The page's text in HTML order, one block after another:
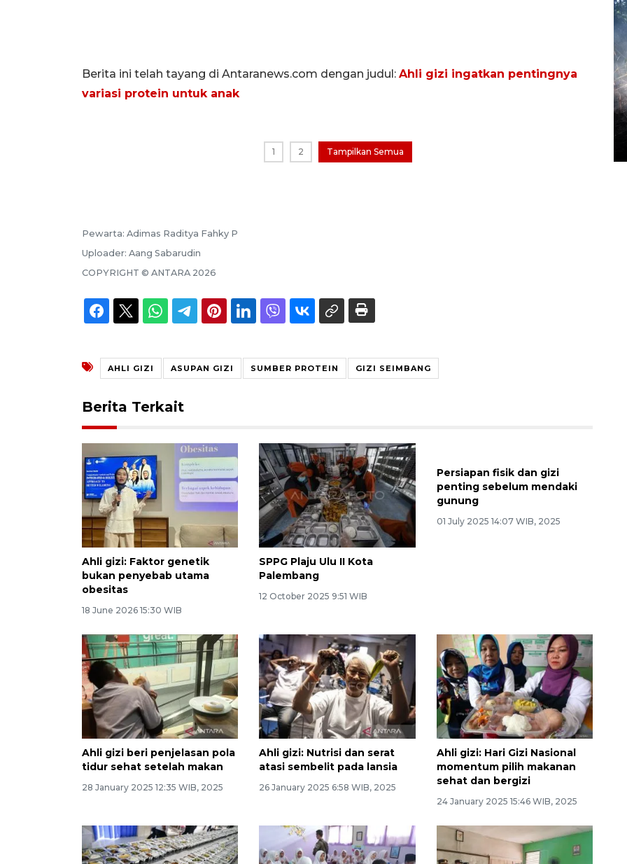
Berita ini telah tayang di Antaranews.com dengan judul: Ahli gizi ingatkan pentingnya
variasi protein untuk anak
1 2 Tampilkan Semua
Pewarta: Adimas Raditya Fahky P
Uploader: Aang Sabarudin
COPYRIGHT © ANTARA 2026
AHLI GIZI ASUPAN GIZI SUMBER PROTEIN GIZI SEIMBANG
Berita Terkait
Ahli gizi: Faktor genetik
bukan penyebab utama
obesitas
18 June 2026 15:30 WIB
SPPG Plaju Ulu II Kota
Palembang
12 October 2025 9:51 WIB
Ahli gizi beri penjelasan pola
tidur sehat setelah makan
28 January 2025 12:35 WIB, 2025
Ahli gizi: Nutrisi dan serat
atasi sembelit pada lansia
26 January 2025 6:58 WIB, 2025
Ahli gizi: Hari Gizi Nasional
momentum pilih makanan
sehat dan bergizi
24 January 2025 15:46 WIB, 2025
15 June 2026 11:15 WIB